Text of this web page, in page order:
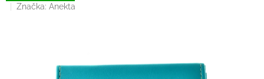
hvězdiček.
Značka: Anekta